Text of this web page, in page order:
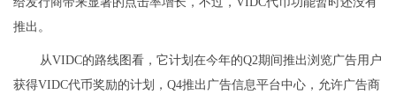
推出。
从VIDC的路线图看，它计划在今年的Q2期间推出浏览广告用户
获得VIDC代币奖励的计划，Q4推出广告信息平台中心，允许广告商